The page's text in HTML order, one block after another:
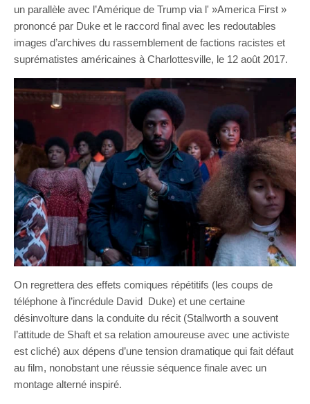
un parallèle avec l’Amérique de Trump via l' »America First »
prononcé par Duke et le raccord final avec les redoutables
images d’archives du rassemblement de factions racistes et
suprématistes américaines à Charlottesville, le 12 août 2017.
On regrettera des effets comiques répétitifs (les coups de
téléphone à l’incrédule David Duke) et une certaine
désinvolture dans la conduite du récit (Stallworth a souvent
l’attitude de Shaft et sa relation amoureuse avec une activiste
est cliché) aux dépens d’une tension dramatique qui fait défaut
au film, nonobstant une réussie séquence finale avec un
montage alterné inspiré.